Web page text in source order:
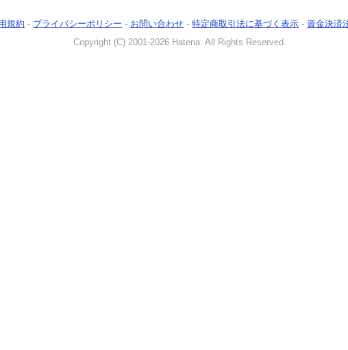
規約 - プライバシーポリシー - お問い合わせ - 特定商取引法に基づく表示 - 資金決済
Copyright (C) 2001-2026 Hatena. All Rights Reserved.